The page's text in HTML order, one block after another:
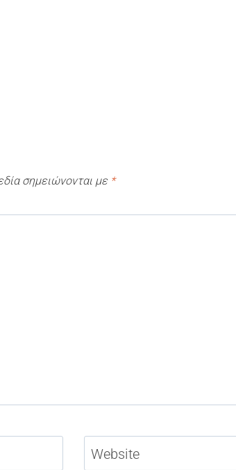
σημειώνονται με *
Website